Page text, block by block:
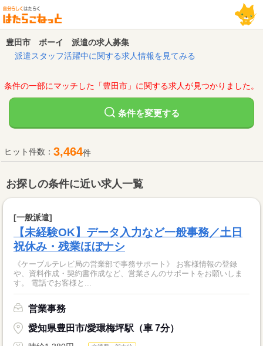
豊田市 ボーイ 派遣の求人募集
派遣スタッフ活躍中に関する求人情報を見てみる
条件の一部にマッチした「豊田市」に関する求人が見つかりました。
条件を変更する
ヒット件数： 3,464件
お探しの条件に近い求人一覧
[一般派遣]
【未経験OK】データ入力など一般事務／土日
祝休み・残業ほぼナシ
《ケーブルテレビ局の営業部で事務サポート》 お客様情報の登録
や、資料作成・契約書作成など、営業さんのサポートをお願いしま
す。 電話でお客様と...
営業事務
愛知県豊田市/愛環梅坪駅（車 7分）